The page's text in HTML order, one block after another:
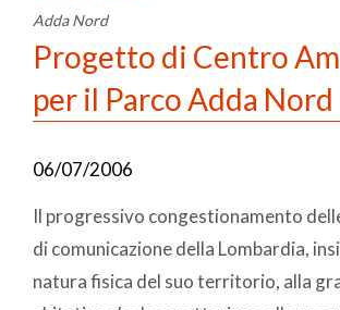
Adda Nord
Progetto di Centro
per il Parco Adda Nord
06/07/2006
Il progressivo congestionamento
di comunicazione della Lombardia,
natura fisica del suo territorio, alla